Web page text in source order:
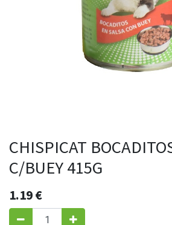
CHISPICAT
C/BUEY 415G
1.19€